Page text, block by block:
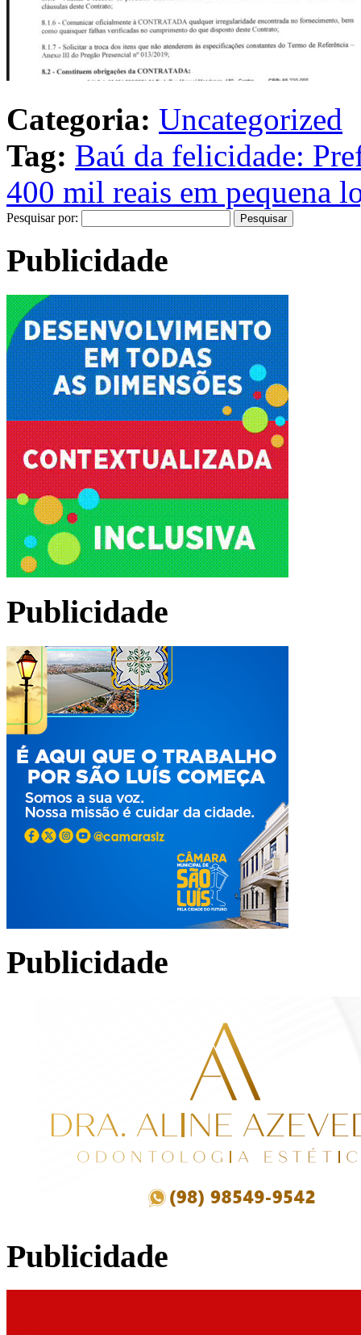
Categoria: Uncategorized
Tag: Baú da felicidade:
400 mil reais em pequena
Pesquisar por:
Publicidade
Publicidade
Publicidade
Publicidade